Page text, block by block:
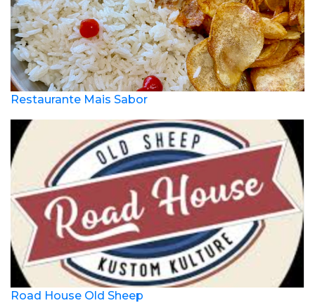
Restaurante Mais Sabor
Road House Old Sheep